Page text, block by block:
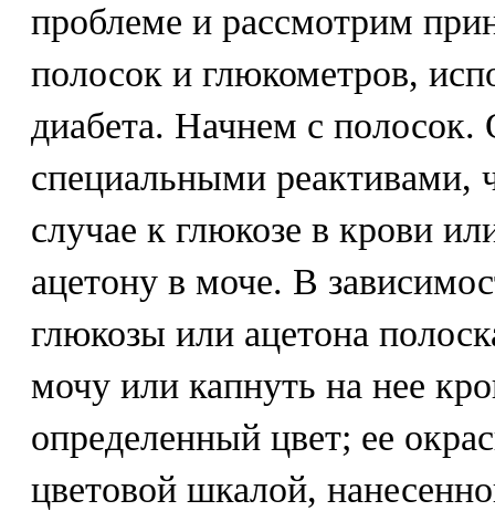
проблеме и рассмотрим
полосок и глюкометров,
диабета. Начнем с
специальными реактивами,
случае к глюкозе в крови
ацетону в моче. В
глюкозы или ацетона
мочу или капнуть на нее
определенный цвет; ее
цветовой шкалой,